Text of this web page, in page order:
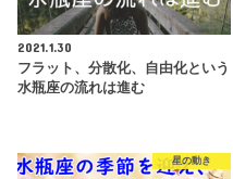
2021.1.30
フラット、分散化、自由化という
水瓶座の流れは進む
星の動き